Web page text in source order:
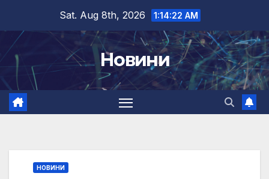
content
Sat. Aug 8th, 2026 1:14:23 AM
Новини
НОВИНИ